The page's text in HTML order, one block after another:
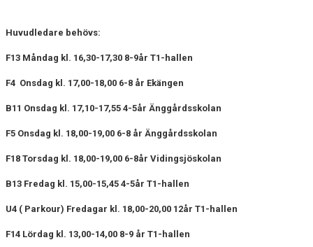
Huvudledare behövs:
F13 Måndag kl. 16,30-17,30 8-9år T1-hallen
F4 Onsdag kl. 17,00-18,00 6-8 år Ekängen
B11 Onsdag kl. 17,10-17,55 4-5år Änggårdsskolan
F5 Onsdag kl. 18,00-19,00 6-8 år Änggårdsskolan
F18 Torsdag kl. 18,00-19,00 6-8år Vidingsjöskolan
B13 Fredag kl. 15,00-15,45 4-5år T1-hallen
U4 ( Parkour) Fredagar kl. 18,00-20,00 12år T1-hallen
F14 Lördag kl. 13,00-14,00 8-9 år T1-hallen